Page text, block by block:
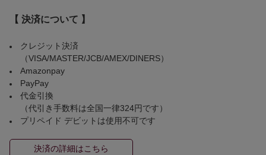
【 決済について 】
クレジット決済
（VISA/MASTER/JCB/AMEX/DINERS）
Amazonpay
PayPay
代金引換
（代引き手数料は全国一律324円です）
プリペイド デビットは使用不可です
決済の詳細はこちら